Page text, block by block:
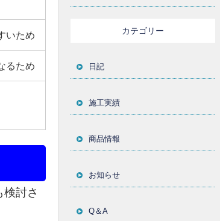
いため
るため
討さ
カテゴリー
日記
施工実績
商品情報
お知らせ
Q＆A